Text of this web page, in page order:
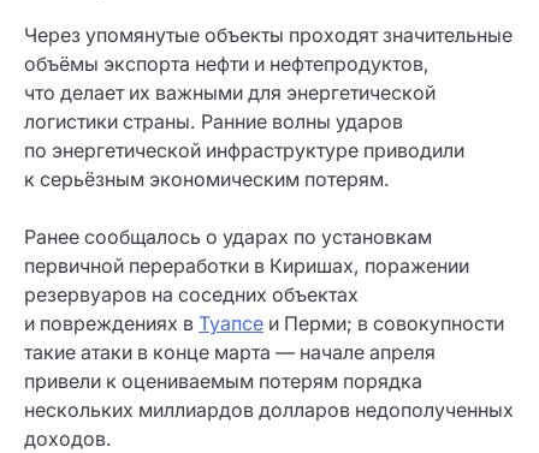
Через упомянутые объекты проходят значительные
объёмы экспорта нефти и нефтепродуктов,
что делает их важными для энергетической
логистики страны. Ранние волны ударов
по энергетической инфраструктуре приводили
к серьёзным экономическим потерям.
Ранее сообщалось о ударах по установкам
первичной переработки в Киришах, поражении
резервуаров на соседних объектах
и повреждениях в Туапсе и Перми; в совокупности
такие атаки в конце марта — начале апреля
привели к оцениваемым потерям порядка
нескольких миллиардов долларов недополученных
доходов.